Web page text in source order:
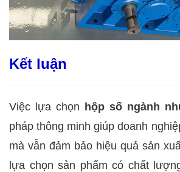
Kết luận
Việc lựa chọn hộp số ngành
pháp thông minh giúp doanh
mà vẫn đảm bảo hiệu quả sản
lựa chọn sản phẩm có chất